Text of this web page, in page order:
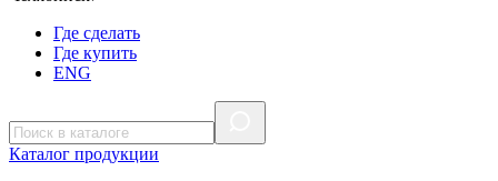
Где сделать
Где купить
ENG
Каталог продукции